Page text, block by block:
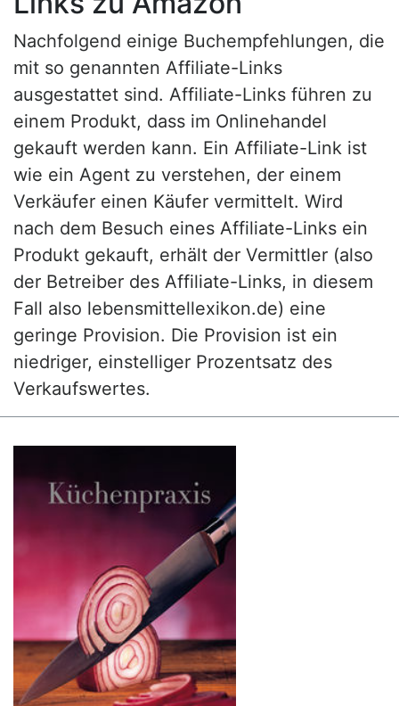
Nachfolgend einige Buchempfehlungen, die
mit so genannten Affiliate-Links
ausgestattet sind. Affiliate-Links führen zu
einem Produkt, dass im Onlinehandel
gekauft werden kann. Ein Affiliate-Link ist
wie ein Agent zu verstehen, der einem
Verkäufer einen Käufer vermittelt. Wird
nach dem Besuch eines Affiliate-Links ein
Produkt gekauft, erhält der Vermittler (also
der Betreiber des Affiliate-Links, in diesem
Fall also lebensmittellexikon.de) eine
geringe Provision. Die Provision ist ein
niedriger, einstelliger Prozentsatz des
Verkaufswertes.